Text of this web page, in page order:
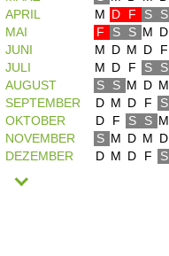
APRIL
M D F S S
MAI
F S S M D
JUNI
M D M D F
JULI
M D F S S
AUGUST
S S M D M
SEPTEMBER
D M D F S
OKTOBER
D F S S M
NOVEMBER
S M D M D
DEZEMBER
D M D F S